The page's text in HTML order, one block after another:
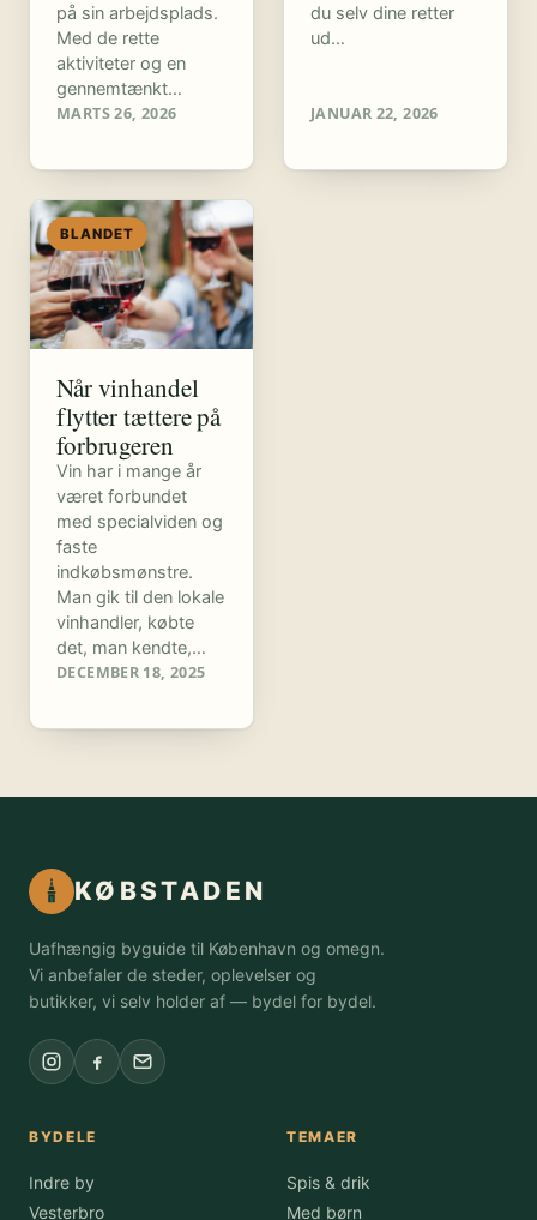
på sin arbejdsplads.
Med de rette
aktiviteter og en
gennemtænkt…
MARTS 26, 2026
du selv dine retter
ud…
JANUAR 22, 2026
BLANDET
Når vinhandel
flytter tættere på
forbrugeren
Vin har i mange år
været forbundet
med specialviden og
faste
indkøbsmønstre.
Man gik til den lokale
vinhandler, købte
det, man kendte,…
DECEMBER 18, 2025
KØBSTADEN
Uafhængig byguide til København og omegn.
Vi anbefaler de steder, oplevelser og
butikker, vi selv holder af — bydel for bydel.
BYDELE
Indre by
Vesterbro
TEMAER
Spis & drik
Med børn